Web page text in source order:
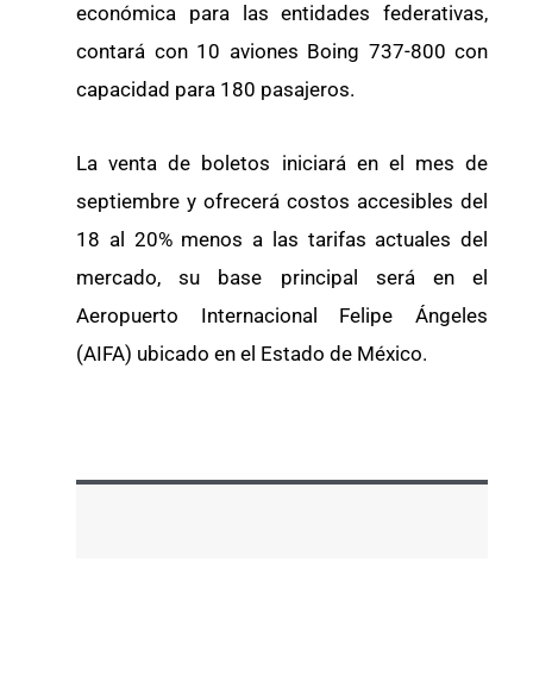
económica para las entidades federativas,
contará con 10 aviones Boing 737-800 con
capacidad para 180 pasajeros.
La venta de boletos iniciará en el mes de
septiembre y ofrecerá costos accesibles del
18 al 20% menos a las tarifas actuales del
mercado, su base principal será en el
Aeropuerto Internacional Felipe Ángeles
(AIFA) ubicado en el Estado de México.